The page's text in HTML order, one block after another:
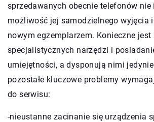
sprzedawanych obecnie telefonów nie
możliwość jej samodzielnego wyjęcia
nowym egzemplarzem. Konieczne
specjalistycznych narzędzi i
umiejętności, a dysponują nimi
pozostałe kluczowe problemy
do serwisu:
-nieustanne zacinanie się urządzenia